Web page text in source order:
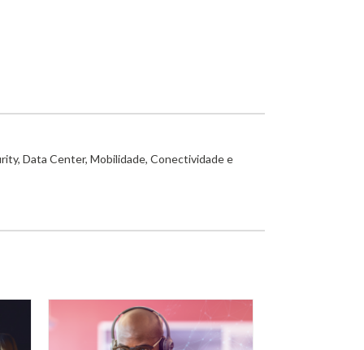
Data Center, Mobilidade, Conectividade e